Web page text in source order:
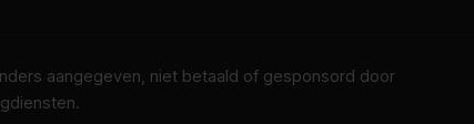
aangegeven, niet betaald of gesponsord door